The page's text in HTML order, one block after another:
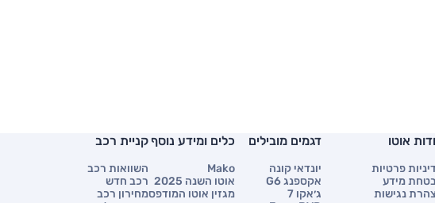
אוטו
פרטיות
מידע
נגישות
דגמים מובילים
יונדאי קונה
אקספנג G6
ג׳אקו 7
כלים ומידע נוסף
Mako
אוטו השנה 2025
מגזין אוטו המודפס
קניית רכב
השוואות רכב
רכב חדש
מחירון רכב